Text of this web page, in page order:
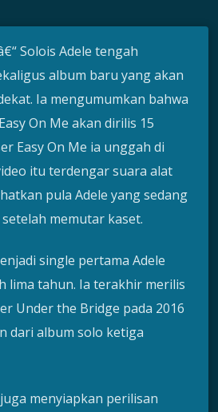
Solois Adele tengah
album baru yang akan
Ia mengumumkan bahwa
On Me akan dirilis 15
Easy On Me ia unggah di
itu terdengar suara alat
pula Adele yang sedang
memutar kaset.
single pertama Adele
lima tahun. Ia terakhir merilis
Under the Bridge pada 2016
dari album solo ketiga
menyiapkan perilisan